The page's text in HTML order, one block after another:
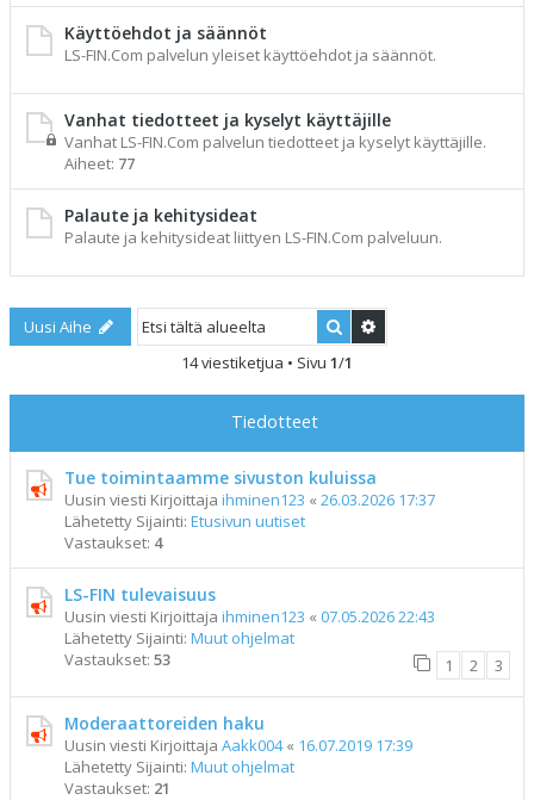
Käyttöehdot ja säännöt
LS-FIN.Com palvelun yleiset käyttöehdot ja säännöt.
Vanhat tiedotteet ja kyselyt käyttäjille
Vanhat LS-FIN.Com palvelun tiedotteet ja kyselyt käyttäjille.
Aiheet: 77
Palaute ja kehitysideat
Palaute ja kehitysideat liittyen LS-FIN.Com palveluun.
Uusi Aihe Etsi
14 viestiketjua • Sivu 1/1
Tiedotteet
Tue toimintaamme sivuston kuluissa
Uusin viesti Kirjoittaja ihminen123 « 26.03.2026 17:37
Lähetetty Sijainti: Etusivun uutiset
Vastaukset: 4
LS-FIN tulevaisuus
Uusin viesti Kirjoittaja ihminen123 « 07.05.2026 22:43
Lähetetty Sijainti: Muut ohjelmat
Vastaukset: 53 1 2 3
Moderaattoreiden haku
Uusin viesti Kirjoittaja Aakk004« 16.07.2019 17:39
Lähetetty Sijainti: Muut ohjelmat
Vastaukset: 21